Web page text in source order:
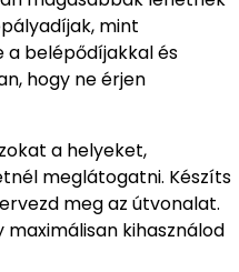
mint
a belépődíjakkal és
hogy ne érjen
a helyeket,
meglátogatni. Készíts
meg az útvonalat.
kihasználod